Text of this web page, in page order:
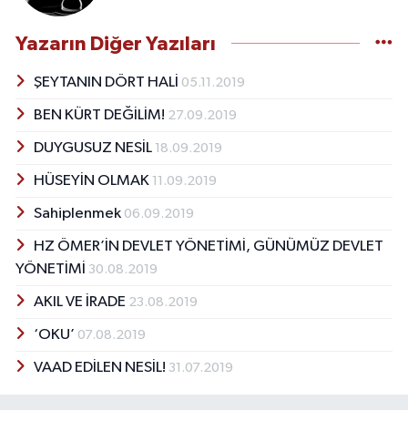
Yazarın Diğer Yazıları
ŞEYTANIN DÖRT HALİ 05.11.2019
BEN KÜRT DEĞİLİM! 27.09.2019
DUYGUSUZ NESİL 18.09.2019
HÜSEYİN OLMAK 11.09.2019
Sahiplenmek 06.09.2019
HZ ÖMER’İN DEVLET YÖNETİMİ, GÜNÜMÜZ DEVLET
YÖNETİMİ 30.08.2019
AKIL VE İRADE 23.08.2019
‘OKU’ 07.08.2019
VAAD EDİLEN NESİL! 31.07.2019